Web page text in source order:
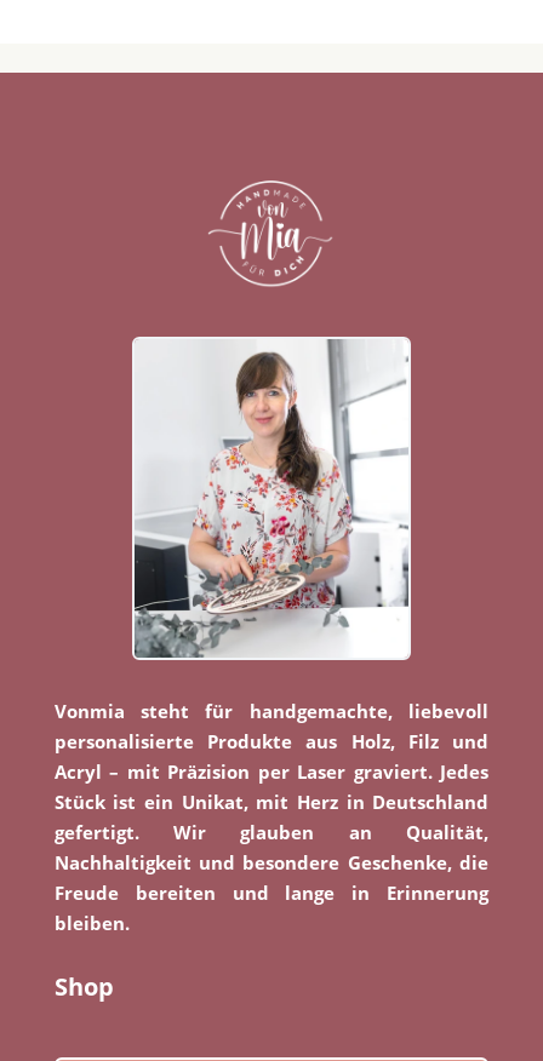
Vonmia steht für handgemachte, liebevoll
personalisierte Produkte aus Holz, Filz und
Acryl – mit Präzision per Laser graviert. Jedes
Stück ist ein Unikat, mit Herz in Deutschland
gefertigt. Wir glauben an Qualität,
Nachhaltigkeit und besondere Geschenke, die
Freude bereiten und lange in Erinnerung
bleiben.
Shop